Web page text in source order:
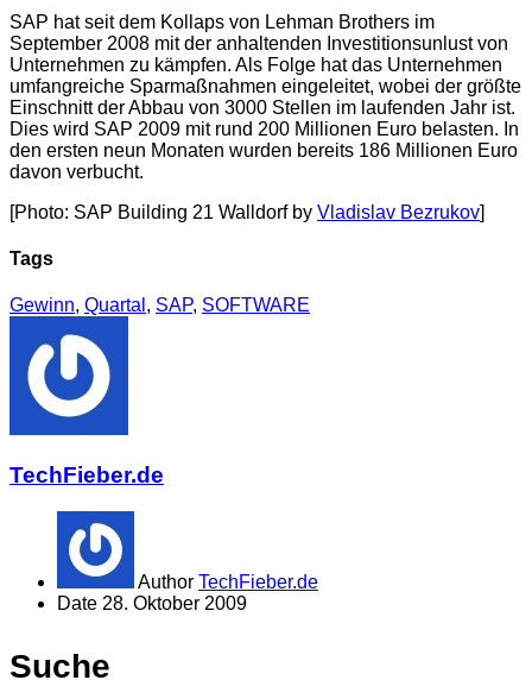
SAP hat seit dem Kollaps von Lehman Brothers im
September 2008 mit der anhaltenden Investitionsunlust von
Unternehmen zu kämpfen. Als Folge hat das Unternehmen
umfangreiche Sparmaßnahmen eingeleitet, wobei der größte
Einschnitt der Abbau von 3000 Stellen im laufenden Jahr ist.
Dies wird SAP 2009 mit rund 200 Millionen Euro belasten. In
den ersten neun Monaten wurden bereits 186 Millionen Euro
davon verbucht.
[Photo: SAP Building 21 Walldorf by Vladislav Bezrukov]
Tags
Gewinn, Quartal , SAP, SOFTWARE
TechFieber.de
Author TechFieber.de
Date 28. Oktober 2009
Suche